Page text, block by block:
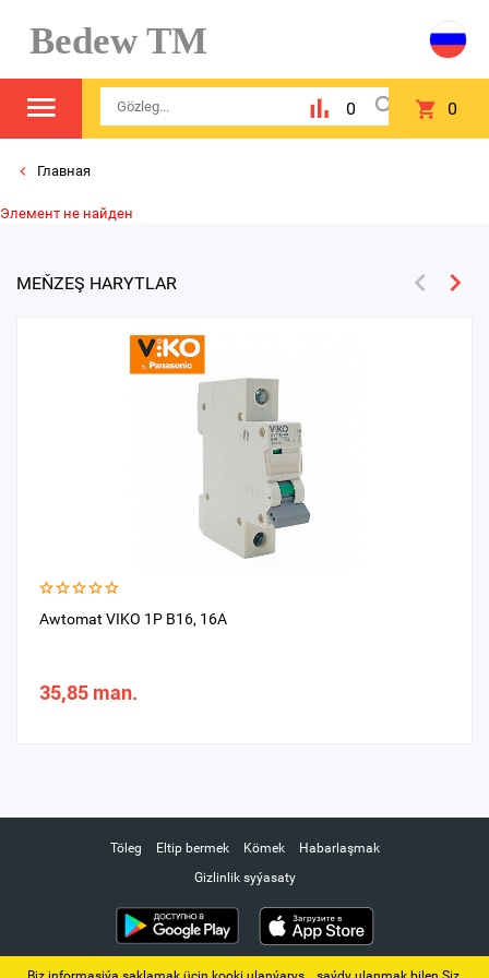
Bedew TM
0 0
Главная
Элемент не найден
MEŇZEŞ HARYTLAR
Awtomat VIKO 1P B16, 16A
35,85 man.
Töleg Eltip bermek Kömek
Habarlaşmak
Gizlinlik syýasaty